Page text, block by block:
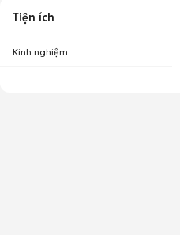
Tiện ích
Kinh nghiệm